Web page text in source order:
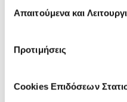
των υπηρεσιών τους.
συγκατάθεσης
Απαιτούμενα και
Προτιμήσεις
Cookies Επιδόσεων